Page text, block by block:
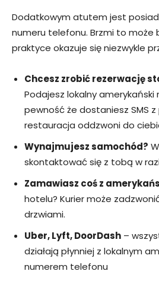
Dodatkowym atutem jest
numeru telefonu. Brzmi to może
praktyce okazuje się niezwykle
Chcesz zrobić rezerwację
Podajesz lokalny amerykański
pewność że dostaniesz SMS
restauracja oddzwoni do
Wynajmujesz samochód?
skontaktować się z tobą w
Zamawiasz coś z
hotelu? Kurier może
drzwiami.
Uber, Lyft, DoorDash –
działają płynniej z lokalnym
numerem telefonu